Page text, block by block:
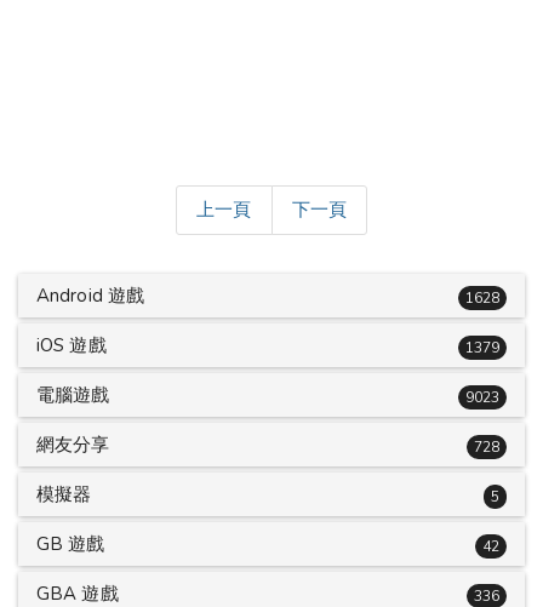
上一頁 下一頁
Android 遊戲 1628
iOS 遊戲 1379
電腦遊戲 9023
網友分享 728
模擬器 5
GB 遊戲 42
GBA 遊戲 336